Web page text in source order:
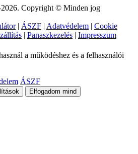
Copyright © Minden jog
| ÁSZF | Adatvédelem | Cookie
| Panaszkezelés | Impresszum
a működéshez és a felhasználói
ÁSZF
Elfogadom mind